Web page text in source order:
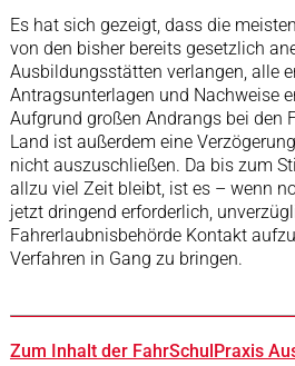
Es hat sich gezeigt, dass die
von den bisher bereits gesetzlich
Ausbildungsstätten verlangen, alle
Antragsunterlagen und Nachweise
Aufgrund großen Andrangs bei den
Land ist außerdem eine
nicht auszuschließen. Da bis zum
allzu viel Zeit bleibt, ist es – wenn
jetzt dringend erforderlich,
Fahrerlaubnisbehörde Kontakt
Verfahren in Gang zu bringen.
Zum Inhalt der FahrSchulPraxis